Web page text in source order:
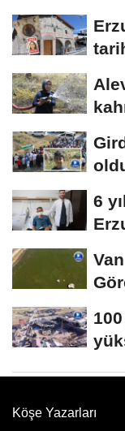
6
Köşe Yazarları